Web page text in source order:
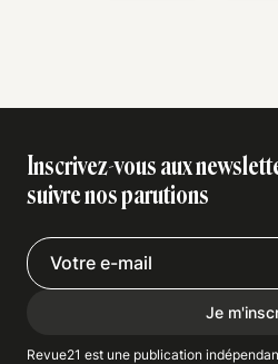
Inscrivez-vous aux
suivre nos parutions
Je
Revue21 est une publication